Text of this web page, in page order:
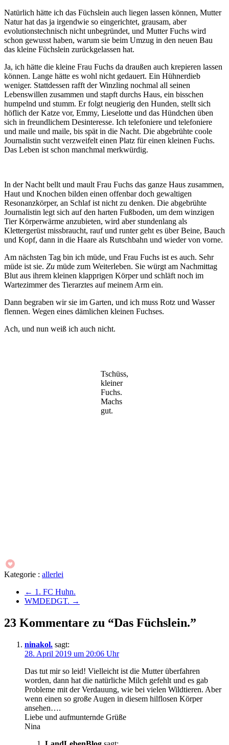
Natürlich hätte ich das Füchslein auch liegen lassen können, Mutter
Natur hat das ja irgendwie so eingerichtet, grausam, aber
evolutionstechnisch nicht unbegründet, und Mutter Fuchs wird
schon gewusst haben, warum sie beim Umzug in den neuen Bau
das kleine Füchslein zurückgelassen hat.
Ja, ich hätte die kleine Frau Fuchs da draußen auch krepieren lassen
können. Lange hätte es wohl nicht gedauert. Ein Hühnerdieb
weniger. Stattdessen rafft der Winzling nochmal all seinen
Lebenswillen zusammen und stapft durchs Haus, ein bisschen
humpelnd und stumm. Er folgt neugierig den Hunden, stellt sich
höflich der Katze vor, Emmy, Lieselotte und das Hündchen üben
sich in freundlichem Desinteresse. Ich telefoniere und telefoniere
und maile und maile, bis spät in die Nacht. Die abgebrühte coole
Journalistin sucht verzweifelt einen Platz für einen kleinen Fuchs.
Das Leben ist schon manchmal merkwürdig.
In der Nacht bellt und mault Frau Fuchs das ganze Haus zusammen,
Haut und Knochen bilden einen offenbar doch gewaltigen
Resonanzkörper, an Schlaf ist nicht zu denken. Die abgebrühte
Journalistin legt sich auf den harten Fußboden, um dem winzigen
Tier Körperwärme anzubieten, wird aber stundenlang als
Klettergerüst missbraucht, rauf und runter geht es über Beine, Bauch
und Kopf, dann in die Haare als Rutschbahn und wieder von vorne.
Am nächsten Tag bin ich müde, und Frau Fuchs ist es auch. Sehr
müde ist sie. Zu müde zum Weiterleben. Sie würgt am Nachmittag
Blut aus ihrem kleinen klapprigen Körper und schläft noch im
Wartezimmer des Tierarztes auf meinem Arm ein.
Dann begraben wir sie im Garten, und ich muss Rotz und Wasser
flennen. Wegen eines dämlichen kleinen Fuchses.
Ach, und nun weiß ich auch nicht.
Tschüss,
kleiner
Fuchs.
Machs
gut.
Kategorie : allerlei
← 1. FC Huhn.
WMDEDGT. →
23 Kommentare zu “Das Füchslein.”
ninakol. sagt:
28. April 2019 um 20:06 Uhr
Das tut mir so leid! Vielleicht ist die Mutter überfahren
worden, dann hat die natürliche Milch gefehlt und es gab
Probleme mit der Verdauung, wie bei vielen Wildtieren. Aber
wenn einen so große Augen in diesem hilflosen Körper
ansehen….
Liebe und aufmunternde Grüße
Nina